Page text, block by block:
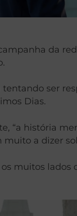
da
ser
Dias.
“a história
a dizer
muitos